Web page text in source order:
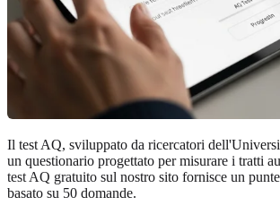
Il test AQ, sviluppato da ricercatori
un questionario progettato per misurare i tratti
test AQ gratuito sul nostro sito fornisce un
basato su 50 domande.